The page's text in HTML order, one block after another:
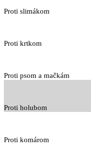
Proti slimákom
Proti krtkom
Proti psom a mačkám
Proti holubom
Proti komárom